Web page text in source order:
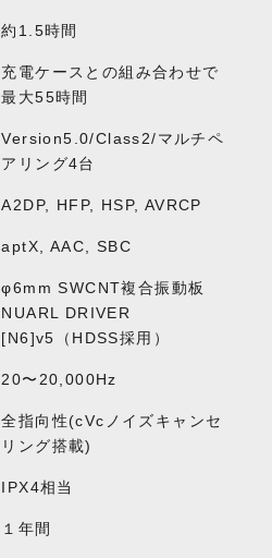
約1.5時間
充電ケースとの組み合わせで
最大55時間
Version5.0/Class2/マルチペ
アリング4台
A2DP, HFP, HSP, AVRCP
aptX, AAC, SBC
φ6mm SWCNT複合振動板
NUARL DRIVER
[N6]v5（HDSS採用）
20〜20,000Hz
全指向性(cVcノイズキャンセ
リング搭載)
IPX4相当
１年間